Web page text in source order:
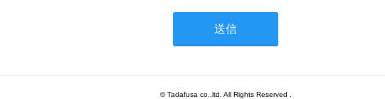
© Tadafusa co.,ltd. All Rights Reserved .